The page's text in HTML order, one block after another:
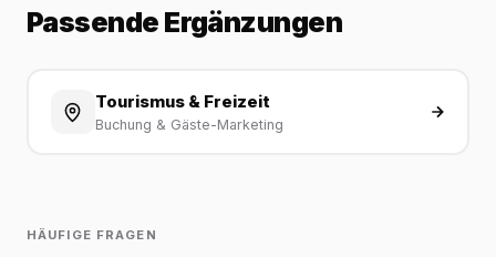
Passende Ergänzungen
Tourismus & Freizeit
Buchung & Gäste-Marketing
HÄUFIGE FRAGEN